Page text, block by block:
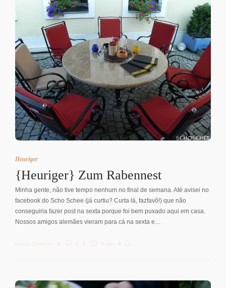
Heuriger
{Heuriger} Zum Rabennest
Minha gente, não tive tempo nenhum no final de semana. Até avisei no
facebook do Scho Schee (já curtiu? Curta lá, fazfavô!) que não
conseguiria fazer post na sexta porque foi bem puxado aqui em casa.
Nossos amigos alemães vieram para cá na sexta e…
Letícia Diethelm 3 4 min